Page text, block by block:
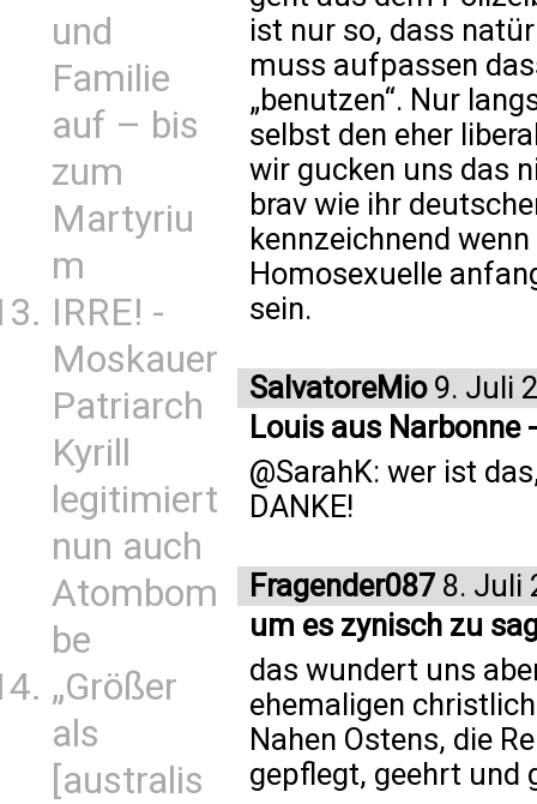
und
Familie
auf – bis
zum
Martyriu
m
IRRE! -
Moskauer
Patriarch
Kyrill
legitimiert
nun auch
Atombom
be
„Größer
als
[australis
ist nur so, dass
muss aufpassen
„benutzen“. Nur
selbst den eher
wir gucken uns das
brav wie ihr
kennzeichnend
Homosexuelle
sein.
SalvatoreMio9. Juli
Louis aus Narbonne -
@SarahK: wer ist
DANKE!
Fragender087 8. Juli
um es zynisch zu
das wundert uns
ehemaligen
Nahen Ostens, die
gepflegt, geehrt und